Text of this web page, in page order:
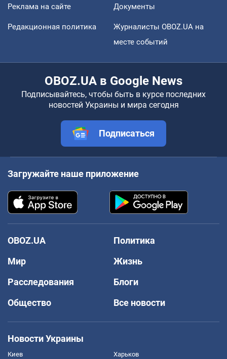
Реклама на сайте Документы
Редакционная политика
Журналисты OBOZ.UA на
месте событий
OBOZ.UA в Google News
Подписывайтесь, чтобы быть в курсе последних
новостей Украины и мира сегодня
Подписаться
Загружайте наше приложение
OBOZ.UA
Политика
Мир
Жизнь
Расследования
Блоги
Общество
Все новости
Новости Украины
Киев Харьков